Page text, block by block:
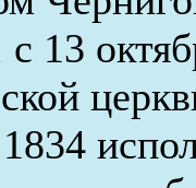
13